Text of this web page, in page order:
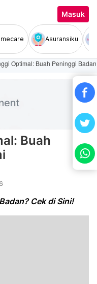
Masuk
Asuransiku
Optimal: Buah Peninggi
Buah
Cek di Sini!